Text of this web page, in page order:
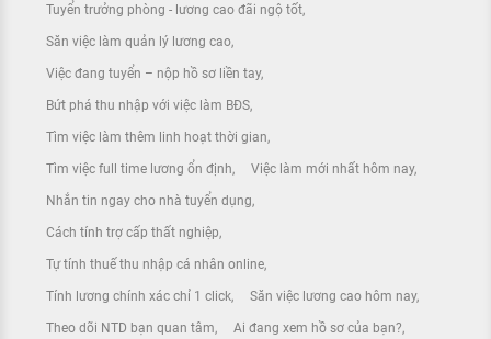
Tuyển trưởng phòng - lương cao đãi ngộ tốt
Săn việc làm quản lý lương cao
Việc đang tuyển – nộp hồ sơ liền tay
Bứt phá thu nhập với việc làm BĐS
Tìm việc làm thêm linh hoạt thời gian
Tìm việc full time lương ổn định Việc làm mới nhất hôm nay
Nhắn tin ngay cho nhà tuyển dụng
Cách tính trợ cấp thất nghiệp
Tự tính thuế thu nhập cá nhân online
Tính lương chính xác chỉ 1 click Săn việc lương cao hôm nay
Theo dõi NTD bạn quan tâm Ai đang xem hồ sơ của bạn?